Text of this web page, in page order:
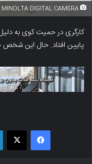
کارگری در حمیت کوی به
پایین افتاد. حال این
فیسبوک X